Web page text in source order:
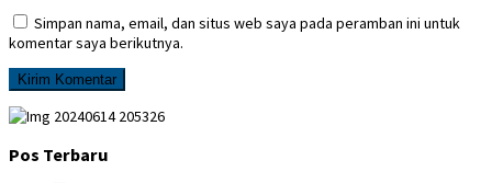
Simpan nama, email, dan situs web saya pada peramban ini untuk
komentar saya berikutnya.
Pos Terbaru